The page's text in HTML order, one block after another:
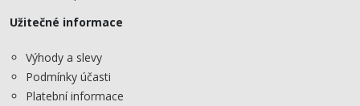
Užitečné informace
Výhody a slevy
Podmínky účasti
Platební informace